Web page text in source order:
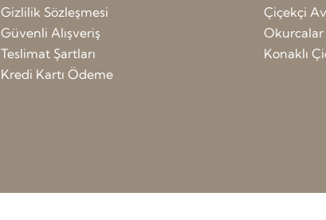
Gizlilik Sözleşmesi
Güvenli Alışveriş
Teslimat Şartları
Kredi Kartı Ödeme
Çiçekçi
Okurcalar
Konaklı